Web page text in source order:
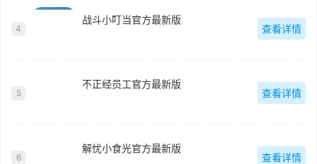
4
战斗小叮当官方最新版
查看详情
5
不正经员工官方最新版
查看详情
6
解忧小食光官方最新版
查看详情